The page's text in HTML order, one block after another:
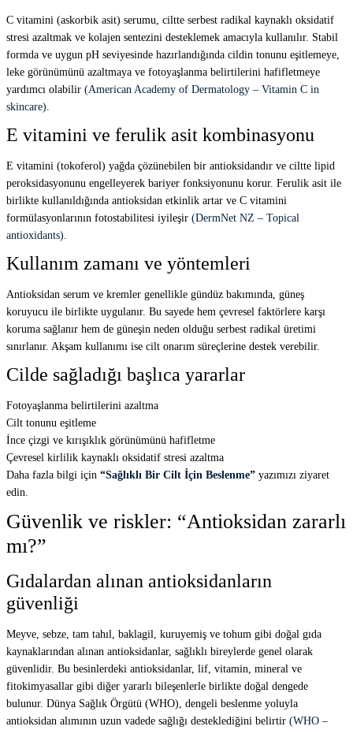
C vitamini (askorbik asit) serumu, ciltte serbest radikal kaynaklı oksidatif
stresi azaltmak ve kolajen sentezini desteklemek amacıyla kullanılır. Stabil
formda ve uygun pH seviyesinde hazırlandığında cildin tonunu eşitlemeye,
leke görünümünü azaltmaya ve fotoyaşlanma belirtilerini hafifletmeye
yardımcı olabilir (American Academy of Dermatology – Vitamin C in
skincare).
E vitamini ve ferulik asit kombinasyonu
E vitamini (tokoferol) yağda çözünebilen bir antioksidandır ve ciltte lipid
peroksidasyonunu engelleyerek bariyer fonksiyonunu korur. Ferulik asit ile
birlikte kullanıldığında antioksidan etkinlik artar ve C vitamini
formülasyonlarının fotostabilitesi iyileşir (DermNet NZ – Topical
antioxidants).
Kullanım zamanı ve yöntemleri
Antioksidan serum ve kremler genellikle gündüz bakımında, güneş
koruyucu ile birlikte uygulanır. Bu sayede hem çevresel faktörlere karşı
koruma sağlanır hem de güneşin neden olduğu serbest radikal üretimi
sınırlanır. Akşam kullanımı ise cilt onarım süreçlerine destek verebilir.
Cilde sağladığı başlıca yararlar
Fotoyaşlanma belirtilerini azaltma
Cilt tonunu eşitleme
İnce çizgi ve kırışıklık görünümünü hafifletme
Çevresel kirlilik kaynaklı oksidatif stresi azaltma
Daha fazla bilgi için “Sağlıklı Bir Cilt İçin Beslenme” yazımızı ziyaret
edin.
Güvenlik ve riskler: “Antioksidan zararlı
mı?”
Gıdalardan alınan antioksidanların
güvenliği
Meyve, sebze, tam tahıl, baklagil, kuruyemiş ve tohum gibi doğal gıda
kaynaklarından alınan antioksidanlar, sağlıklı bireylerde genel olarak
güvenlidir. Bu besinlerdeki antioksidanlar, lif, vitamin, mineral ve
fitokimyasallar gibi diğer yararlı bileşenlerle birlikte doğal dengede
bulunur. Dünya Sağlık Örgütü (WHO), dengeli beslenme yoluyla
antioksidan alımının uzun vadede sağlığı desteklediğini belirtir (WHO –